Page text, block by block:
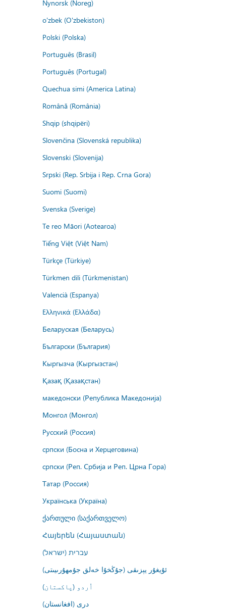
Nynorsk (Noreg)
o'zbek (O'zbekiston)
Polski (Polska)
Português (Brasil)
Português (Portugal)
Quechua simi (America Latina)
Română (România)
Shqip (shqipëri)
Slovenčina (Slovenská republika)
Slovenski (Slovenija)
Srpski (Rep. Srbija i Rep. Crna Gora)
Suomi (Suomi)
Svenska (Sverige)
Te reo Māori (Aotearoa)
Tiếng Việt (Việt Nam)
Türkçe (Türkiye)
Türkmen dili (Türkmenistan)
Valencià (Espanya)
Ελληνικά (Ελλάδα)
Беларуская (Беларусь)
Български (България)
Кыргызча (Кыргызстан)
Қазақ (Қазақстан)
македонски (Република Македонија)
Монгол (Монгол)
Русский (Россия)
српски (Босна и Херцеговина)
српски (Реп. Србија и Реп. Црна Гора)
Татар (Россия)
Українська (Україна)
ქართული (საქართველო)
Հայերեն (Հայաստան)
עברית (ישראל)
ئۇيغۇر يېزىقى (جۇڭخۇا خەلق جۇمھۇرىيىتى)
اُردو (پاکستان)
درى (افغانستان)